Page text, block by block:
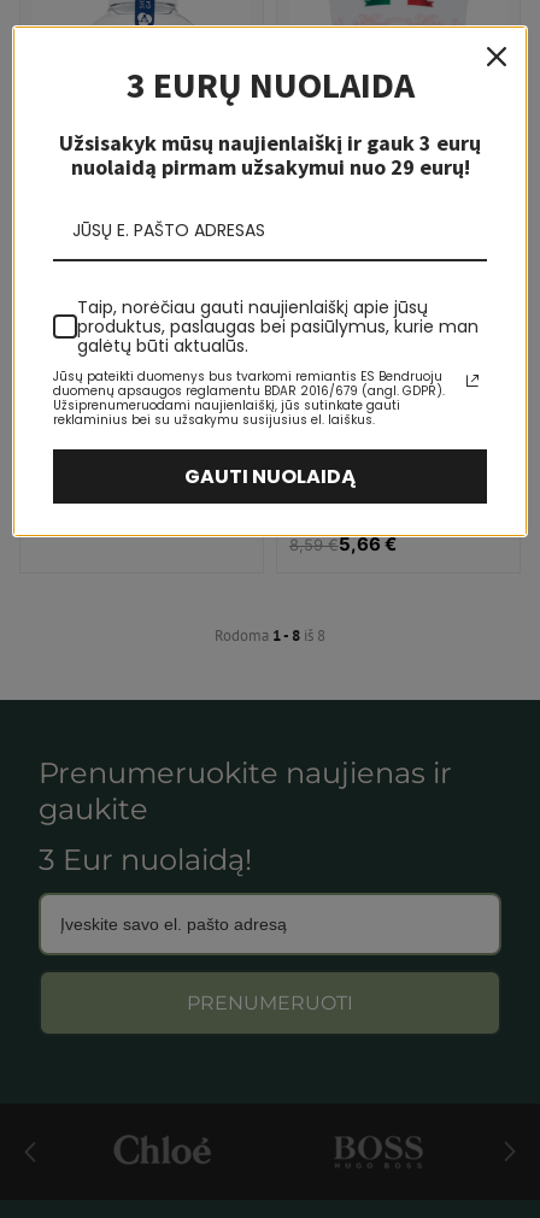
LIKO KELI VNT.
PASTA DEL CAPITANO
Pasta Del Capitano Protection
Burnos skalavimo skystis
Unisex
4,81 €3,20 €
PASTA DEL CAPITANO
8,59 €5,66 €
Rodoma 1 - 8 iš 8
Prenumeruokite naujienas ir
gaukite
3 Eur nuolaidą!
PRENUMERUOTI
3 EURŲ NUOLAIDA
Užsisakyk mūsų naujienlaiškį ir gauk 3 eurų
nuolaidą pirmam užsakymui nuo 29 eurų!
Taip, norėčiau gauti naujienlaiškį apie jūsų
produktus, paslaugas bei pasiūlymus, kurie man
galėtų būti aktualūs.
Jūsų pateikti duomenys bus tvarkomi remiantis ES Bendruoju
duomenų apsaugos reglamentu BDAR 2016/679 (angl. GDPR).
Užsiprenumeruodami naujienlaiškį, jūs sutinkate gauti
reklaminius bei su užsakymu susijusius el. laiškus.
GAUTI NUOLAIDĄ